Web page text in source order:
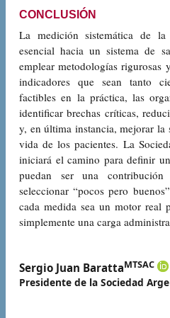
CONCLUSIÓN
La medición sistemática de
esencial hacia un sistema de
emplear metodologías rigurosas
indicadores que sean tanto
factibles en la práctica, las
identificar brechas críticas,
y, en última instancia, mejorar
vida de los pacientes. La
iniciará el camino para definir
puedan ser una
seleccionar “pocos pero
cada medida sea un motor real
simplemente una carga
Sergio Juan BarattaMTSAC
Presidente de la Sociedad